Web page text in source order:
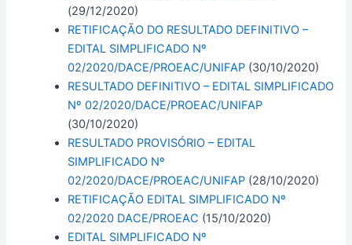
(29/12/2020)
RETIFICAÇÃO DO RESULTADO DEFINITIVO –
EDITAL SIMPLIFICADO Nº
02/2020/DACE/PROEAC/UNIFAP (30/10/2020)
RESULTADO DEFINITIVO – EDITAL SIMPLIFICADO
Nº 02/2020/DACE/PROEAC/UNIFAP
(30/10/2020)
RESULTADO PROVISÓRIO – EDITAL
SIMPLIFICADO Nº
02/2020/DACE/PROEAC/UNIFAP (28/10/2020)
RETIFICAÇÃO EDITAL SIMPLIFICADO Nº
02/2020 DACE/PROEAC (15/10/2020)
EDITAL SIMPLIFICADO Nº